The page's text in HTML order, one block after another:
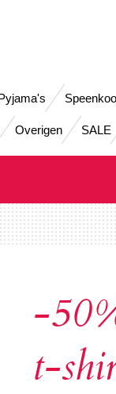
Overigen SALE
-
t-